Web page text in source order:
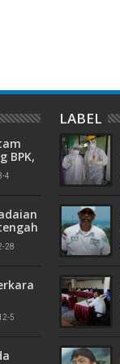
BPK,
4
28
5
LABEL